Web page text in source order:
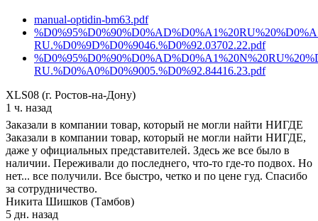
manual-optidin-bm63.pdf
RU.%D0%9D%D0%9046.%D0%92.03702.22.pdf
RU.%D0%A0%D0%9005.%D0%92.84416.23.pdf
XLS08 (г. Ростов-на-Дону)
1 ч. назад
Заказали в компании товар, который не могли найти НИГДЕ
Заказали в компании товар, который не могли найти НИГДЕ,
даже у официальных представителей. Здесь же все было в
наличии. Переживали до последнего, что-то где-то подвох. Но
нет... все получили. Все быстро, четко и по цене гуд. Спасибо
за сотрудничество.
Никита Шишков (Тамбов)
5 дн. назад